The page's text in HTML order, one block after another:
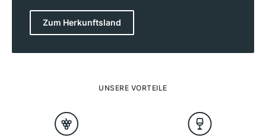
Sangiovese, Nebbiolo und Primitivo, die in Regionen
wie der Toskana, Piemont und Apulien gedeihen. Italien
wie den Prosecco. Die Weinbaugebiete erstrecken sich
charakteristischen Weine hervorbringt.
Zum Herkunftsland
UNSERE VORTEILE